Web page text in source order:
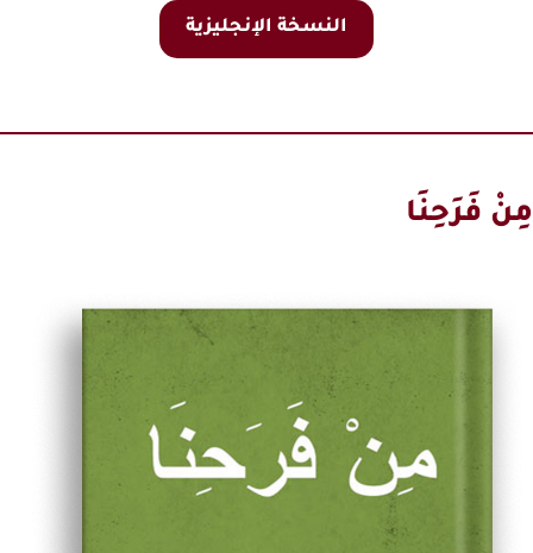
النسخة الإنجليزية
مِنْ فَرَحِنَا